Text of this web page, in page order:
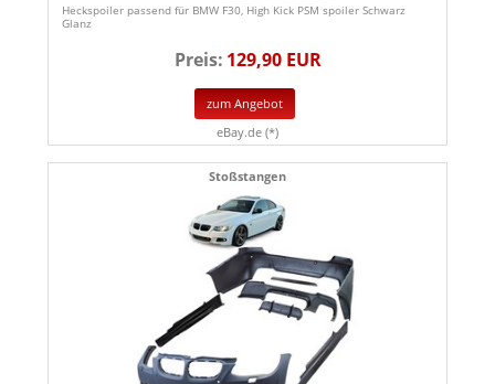
Heckspoiler passend für BMW F30, High Kick PSM spoiler Schwarz
Glanz
Preis: 129,90 EUR
zum Angebot
eBay.de (*)
Stoßstangen